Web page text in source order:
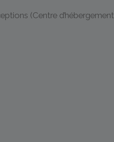
(Centre d’hébergement